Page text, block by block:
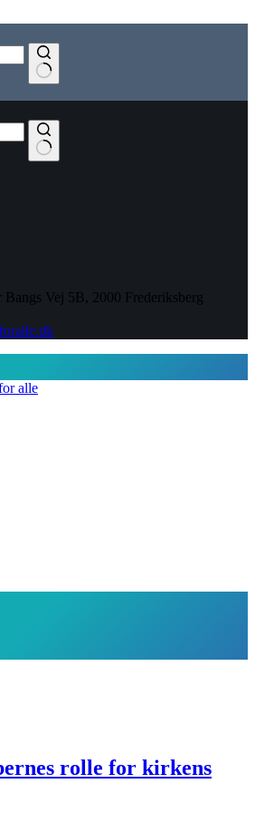
Bangs Vej 5B, 2000 Frederiksberg
rolle for kirkens